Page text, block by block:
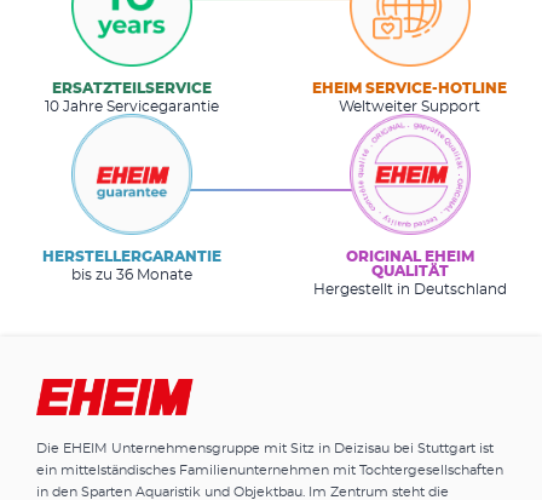
ERSATZTEILSERVICE
10 Jahre Servicegarantie
EHEIM SERVICE-HOTLINE
Weltweiter Support
HERSTELLERGARANTIE
bis zu 36 Monate
ORIGINAL EHEIM
QUALITÄT
Hergestellt in Deutschland
Die EHEIM Unternehmensgruppe mit Sitz in Deizisau bei Stuttgart ist
ein mittelständisches Familienunternehmen mit Tochtergesellschaften
in den Sparten Aquaristik und Objektbau. Im Zentrum steht die